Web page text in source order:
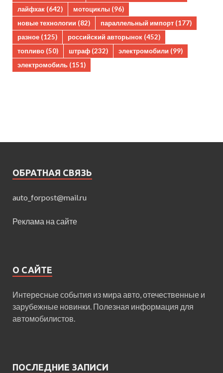
лайфхак (642) мотоциклы (96)
новые технологии (82) параллельный импорт (177)
разное (125) российский авторынок (452)
топливо (50) штраф (232) электромобили (99)
электромобиль (151)
ОБРАТНАЯ СВЯЗЬ
auto_forpost@mail.ru
Реклама на сайте
О САЙТЕ
Интересные события из мира авто, отечественные и
зарубежные новинки. Полезная информация для
автомобилистов.
ПОСЛЕДНИЕ ЗАПИСИ